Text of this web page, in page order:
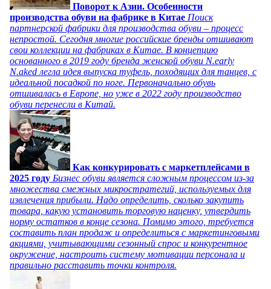
Поворот к Азии. Особенности
производства обуви на фабрике в Китае Поиск
партнерской фабрики для производства обуви – процесс
непростой. Сегодня многие российские бренды отшивают
свои коллекции на фабриках в Китае. В концепцию
основанного в 2019 году бренда женской обуви N.early
N.aked легла идея выпуска туфель, походящих для танцев, с
идеальной посадкой по ноге. Первоначально обувь
отшивалась в Европе, но уже в 2022 году производство
обуви перенесли в Китай.
Как конкурировать с маркетплейсами в
2025 году Бизнес обуви является сложным процессом из-за
множества смежных микростратегий, используемых для
извлечения прибыли. Надо определить, сколько закупить
товара, какую установить торговую наценку, утвердить
норму остатков в конце сезона. Помимо этого, требуется
составить план продаж и определиться с маркетинговыми
акциями, учитывающими сезонный спрос и конкурентное
окружение, настроить систему мотивации персонала и
правильно расставить точки контроля.